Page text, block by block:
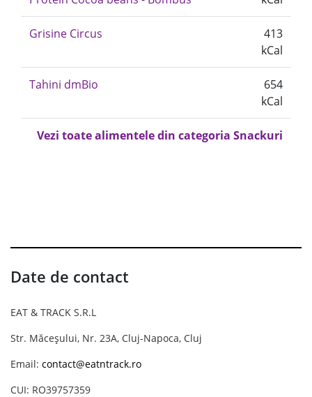
Grisine Circus
413
kCal
Tahini dmBio
654
kCal
Vezi toate alimentele din categoria Snackuri
Date de contact
EAT & TRACK S.R.L
Str. Măceșului, Nr. 23A, Cluj-Napoca, Cluj
Email: contact@eatntrack.ro
CUI: RO39757359